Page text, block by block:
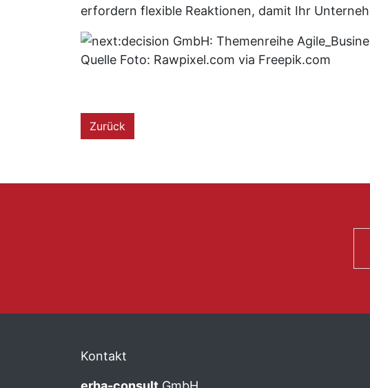
erfordern flexible Reaktionen, damit Ihr
Quelle Foto: Rawpixel.com via Freepik.com
Zurück
Kontakt